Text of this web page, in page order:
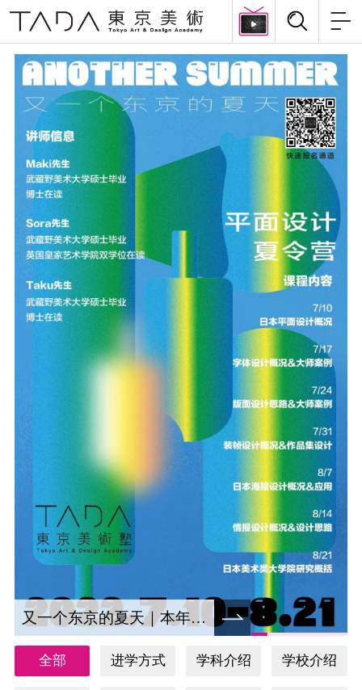
又一个东京的夏天｜本年度日本视觉设计夏令营重磅来袭！
全部 进学方式 学科介绍 学校介绍